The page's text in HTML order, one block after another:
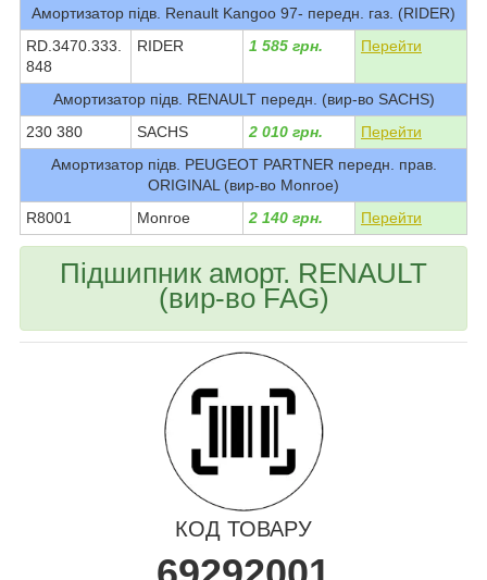
Амортизатор підв. Renault Kangoo 97- передн. газ. (RIDER)
RD.3470.333.
848
RIDER 1 585 грн. Перейти
Амортизатор підв. RENAULT передн. (вир-во SACHS)
230 380
SACHS 2 010 грн.
Перейти
Амортизатор підв. PEUGEOT PARTNER передн. прав.
ORIGINAL (вир-во Monroe)
R8001
Monroe 2 140 грн. Перейти
Підшипник аморт. RENAULT
(вир-во FAG)
КОД ТОВАРУ